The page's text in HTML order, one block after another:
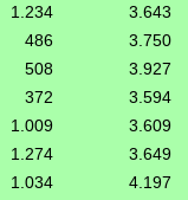
1.234
3.643
486
3.750
508
3.927
372
3.594
1.009
3.609
1.274
3.649
1.034
4.197